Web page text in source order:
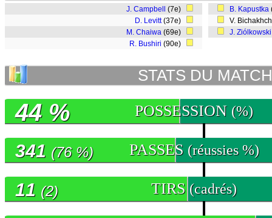
J. Campbell
(7e)
D. Levitt(37e)
M. Chaiwa (69e)
R. Bushiri (90e)
B. Kapustka
V.
J. Ziólkowski
STATS DU MATCH
POSSESSION (%)
44 %
PASSES (réussies %)
341 (76 %)
TIRS (cadrés)
11 (2)